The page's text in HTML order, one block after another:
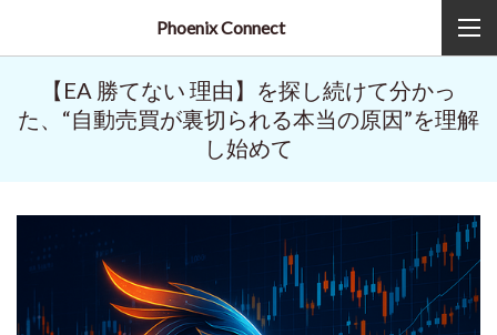
Phoenix Connect
【EA 勝てない 理由】を探し続けて分かっ
た、“自動売買が裏切られる本当の原因”を理解
し始めて